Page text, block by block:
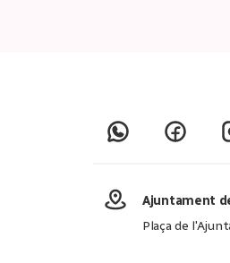
Ajuntament
Plaça de